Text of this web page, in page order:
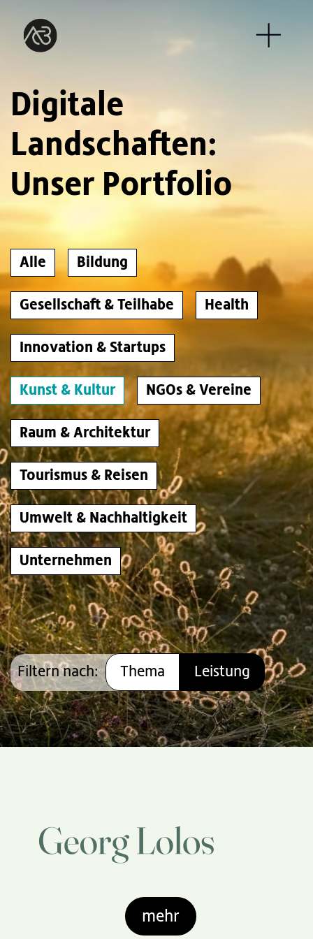
Digitale
Landschaften:
Unser Portfolio
Alle Bildung
Gesellschaft & Teilhabe Health
Innovation & Startups
Kunst & Kultur NGOs & Vereine
Raum & Architektur
Tourismus & Reisen
Umwelt & Nachhaltigkeit
Unternehmen
Filtern nach: Thema Leistung
mehr